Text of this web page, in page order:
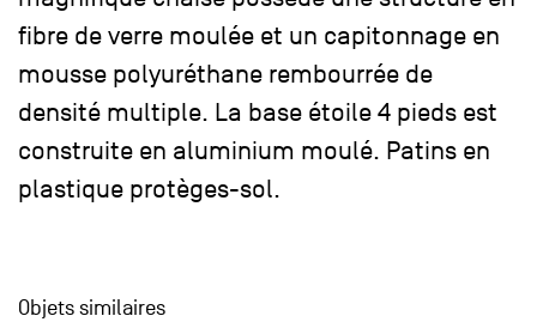
fibre de verre moulée et un capitonnage en
mousse polyuréthane rembourrée de
densité multiple. La base étoile 4 pieds est
construite en aluminium moulé. Patins en
plastique protèges-sol.
Objets similaires